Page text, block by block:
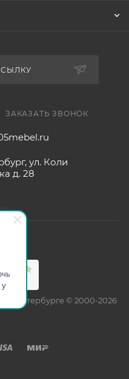
ЗАКАЗАТЬ ЗВОНОК
ул. Коли
д. 28
Петербурге © 2000-2026